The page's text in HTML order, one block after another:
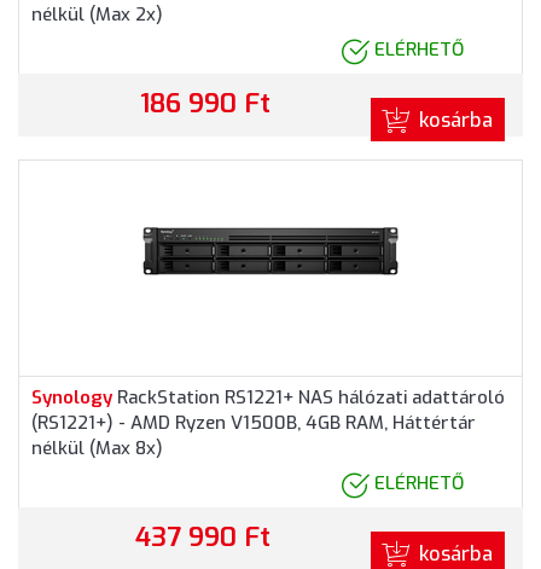
nélkül (Max 2x)
ELÉRHETŐ
186 990 Ft kosárba
Synology RackStation RS1221+ NAS hálózati adattároló
(RS1221+) - AMD Ryzen V1500B, 4GB RAM, Háttértár
nélkül (Max 8x)
ELÉRHETŐ
437 990 Ft kosárba